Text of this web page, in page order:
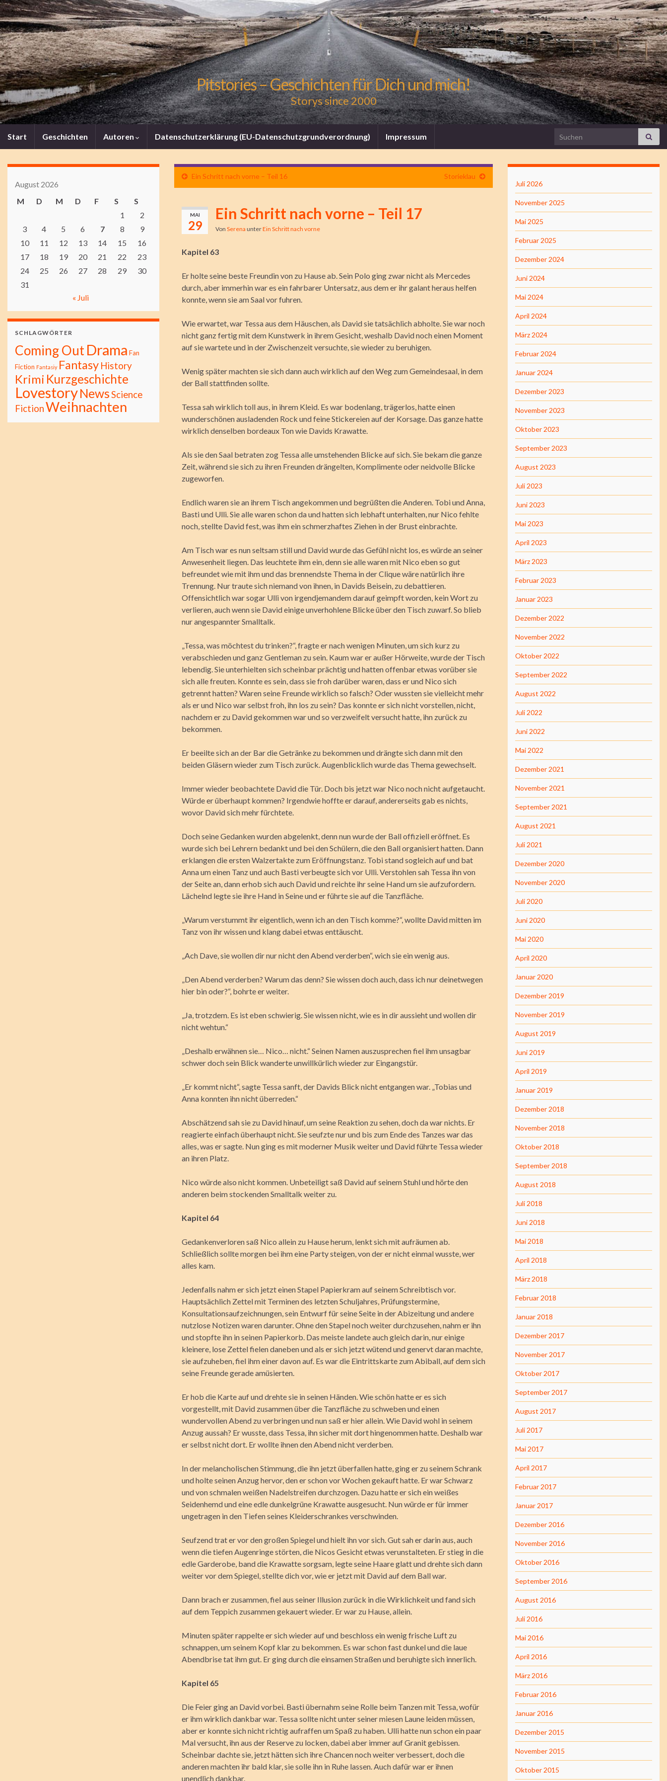
Pitstories – Geschichten für Dich und mich!
Storys since 2000
Start Geschichten Autoren Datenschutzerklärung (EU-Datenschutzgrundverordnung) Impressum Search for:
Ein Schritt nach vorne – Teil 16 Storieklau
MAI
29
Ein Schritt nach vorne – Teil 17
Von Serena unterEin Schritt nach vorne
Kapitel 63
Er holte seine beste Freundin von zu Hause ab. Sein Polo ging zwar nicht als Mercedes
durch, aber immerhin war es ein fahrbarer Untersatz, aus dem er ihr galant heraus helfen
konnte, wenn sie am Saal vor fuhren.
Wie erwartet, war Tessa aus dem Häuschen, als David sie tatsächlichabholte. Sie war noch
nicht ganz fertig mit dem Kunstwerk in ihrem Gesicht, weshalb David noch einen Moment
auf sie wartete und in der Zwischenzeit versuchte, sie wieder zu beruhigen.
Wenig später machten sie sich dann auch wirklich auf den Weg zum Gemeindesaal, in dem
der Ball stattfinden sollte.
Tessa sah wirklich toll aus, in ihrem Kleid. Es war bodenlang, trägerlos, hatte einen
wunderschönen ausladenden Rock und feine Stickereien auf der Korsage. Das ganze hatte
wirklich denselben bordeaux Ton wie Davids Krawatte.
Als sie den Saal betraten zog Tessa alle umstehenden Blicke auf sich. Sie bekam die ganze
Zeit, während sie sich zu ihren Freunden drängelten, Komplimente oder neidvolle Blicke
zugeworfen.
Endlich waren sie an ihrem Tisch angekommen und begrüßten die Anderen. Tobi und Anna,
Basti und Ulli. Sie alle waren schon da und hatten sich lebhaft unterhalten, nur Nico fehlte
noch, stellte David fest, was ihm ein schmerzhaftes Ziehen in der Brust einbrachte.
Am Tisch war es nun seltsam still und David wurde das Gefühl nicht los, es würde an seiner
Anwesenheit liegen. Das leuchtete ihm ein, denn sie alle waren mit Nico eben so gut
befreundet wie mit ihm und das brennendste Thema in der Clique wäre natürlich ihre
Trennung. Nur traute sich niemand von ihnen, in Davids Beisein, zu debattieren.
Offensichtlich war sogar Ulli von irgendjemandem darauf geimpft worden, kein Wort zu
verlieren, auch wenn sie David einige unverhohlene Blicke über den Tisch zuwarf. So blieb
nur angespannter Smalltalk.
„Tessa, was möchtest du trinken?“, fragte er nach wenigen Minuten, um sich kurz zu
verabschieden und ganz Gentleman zu sein. Kaum war er außer Hörweite, wurde der Tisch
lebendig. Sie unterhielten sich scheinbar prächtig und hatten offenbar etwas vorüber sie
sich alle freuten. Konnte es sein, dass sie froh darüber waren, dass er und Nico sich
getrennt hatten? Waren seine Freunde wirklich so falsch? Oder wussten sie vielleicht mehr
als er und Nico war selbst froh, ihn los zu sein? Das konnte er sich nicht vorstellen, nicht,
nachdem er zu David gekommen war und so verzweifelt versucht hatte, ihn zurück zu
bekommen.
Er beeilte sich an der Bar die Getränke zu bekommen und drängte sich dann mit den
beiden Gläsern wieder zum Tisch zurück. Augenblicklich wurde das Thema gewechselt.
Immer wieder beobachtete David die Tür. Doch bis jetzt war Nico noch nicht aufgetaucht.
Würde er überhaupt kommen? Irgendwie hoffte er darauf, andererseits gab es nichts,
wovor David sich mehr fürchtete.
Doch seine Gedanken wurden abgelenkt, denn nun wurde der Ball offiziell eröffnet. Es
wurde sich bei Lehrern bedankt und bei den Schülern, die den Ball organisiert hatten. Dann
erklangen die ersten Walzertakte zum Eröffnungstanz. Tobi stand sogleich auf und bat
Anna um einen Tanz und auch Basti verbeugte sich vor Ulli. Verstohlen sah Tessa ihn von
der Seite an, dann erhob sich auch David und reichte ihr seine Hand um sie aufzufordern.
Lächelnd legte sie ihre Hand in Seine und er führte sie auf die Tanzfläche.
„Warum verstummt ihr eigentlich, wenn ich an den Tisch komme?“, wollte David mitten im
Tanz von ihr wissen und klang dabei etwas enttäuscht.
„Ach Dave, sie wollen dir nur nicht den Abend verderben“, wich sie ein wenig aus.
„Den Abend verderben? Warum das denn? Sie wissen doch auch, dass ich nur deinetwegen
hier bin oder?“, bohrte er weiter.
„Ja, trotzdem. Es ist eben schwierig. Sie wissen nicht, wie es in dir aussieht und wollen dir
nicht wehtun.“
„Deshalb erwähnen sie… Nico… nicht.“ Seinen Namen auszusprechen fiel ihm unsagbar
schwer doch sein Blick wanderte unwillkürlich wieder zur Eingangstür.
„Er kommt nicht“, sagte Tessa sanft, der Davids Blick nicht entgangen war. „Tobias und
Anna konnten ihn nicht überreden.“
Abschätzend sah sie zu David hinauf, um seine Reaktion zu sehen, doch da war nichts. Er
reagierte einfach überhaupt nicht. Sie seufzte nur und bis zum Ende des Tanzes war das
alles, was er sagte. Nun ging es mit moderner Musik weiter und David führte Tessa wieder
an ihren Platz.
Nico würde also nicht kommen. Unbeteiligt saß David auf seinem Stuhl und hörte den
anderen beim stockenden Smalltalk weiter zu.
Kapitel 64
Gedankenverloren saß Nico allein zu Hause herum, lenkt sich mit aufräumen ab.
Schließlich sollte morgen bei ihm eine Party steigen, von der er nicht einmal wusste, wer
alles kam.
Jedenfalls nahm er sich jetzt einen Stapel Papierkram auf seinem Schreibtisch vor.
Hauptsächlich Zettel mit Terminen des letzten Schuljahres, Prüfungstermine,
Konsultationsaufzeichnungen, sein Entwurf für seine Seite in der Abizeitung und andere
nutzlose Notizen waren darunter. Ohne den Stapel noch weiter durchzusehen, nahm er ihn
und stopfte ihn in seinen Papierkorb. Das meiste landete auch gleich darin, nur einige
kleinere, lose Zettel fielen daneben und als er sich jetzt wütend und genervt daran machte,
sie aufzuheben, fiel ihm einer davon auf. Es war die Eintrittskarte zum Abiball, auf dem sich
seine Freunde gerade amüsierten.
Er hob die Karte auf und drehte sie in seinen Händen. Wie schön hatte er es sich
vorgestellt, mit David zusammen über die Tanzfläche zu schweben und einen
wundervollen Abend zu verbringen und nun saß er hier allein. Wie David wohl in seinem
Anzug aussah? Er wusste, dass Tessa, ihn sicher mit dort hingenommen hatte. Deshalb war
er selbst nicht dort. Er wollte ihnen den Abend nicht verderben.
In der melancholischen Stimmung, die ihn jetzt überfallen hatte, ging er zu seinem Schrank
und holte seinen Anzug hervor, den er schon vor Wochen gekauft hatte. Er war Schwarz
und von schmalen weißen Nadelstreifen durchzogen. Dazu hatte er sich ein weißes
Seidenhemd und eine edle dunkelgrüne Krawatte ausgesucht. Nun würde er für immer
ungetragen in den Tiefen seines Kleiderschrankes verschwinden.
Seufzend trat er vor den großen Spiegel und hielt ihn vor sich. Gut sah er darin aus, auch
wenn die tiefen Augenringe störten, die Nicos Gesicht etwas verunstalteten. Er stieg in die
edle Garderobe, band die Krawatte sorgsam, legte seine Haare glatt und drehte sich dann
weiter vor dem Spiegel, stellte dich vor, wie er jetzt mit David auf dem Ball war.
Dann brach er zusammen, fiel aus seiner Illusion zurück in die Wirklichkeit und fand sich
auf dem Teppich zusammen gekauert wieder. Er war zu Hause, allein.
Minuten später rappelte er sich wieder auf und beschloss ein wenig frische Luft zu
schnappen, um seinem Kopf klar zu bekommen. Es war schon fast dunkel und die laue
Abendbrise tat ihm gut. Er ging durch die einsamen Straßen und beruhigte sich innerlich.
Kapitel 65
Die Feier ging an David vorbei. Basti übernahm seine Rolle beim Tanzen mit Tessa, wofür
er ihm wirklich dankbar war. Tessa sollte nicht unter seiner miesen Laune leiden müssen,
aber er konnte sich nicht richtig aufraffen um Spaß zu haben. Ulli hatte nun schon ein paar
Mal versucht, ihn aus der Reserve zu locken, dabei aber immer auf Granit gebissen.
Scheinbar dachte sie, jetzt hätten sich ihre Chancen noch weiter verbessert, doch die
anderen machten ihr bald klar, sie solle ihn in Ruhe lassen. Auch dafür war er ihnen
unendlich dankbar.
August 2026
M
D M D F S
S
1
2
3
4 5 6 7 8
9
10
11 12 13 14 15
16
17
18 19 20 21 22
23
24
25 26 27 28 29
30
31
« Juli
SCHLAGWÖRTER
Coming OutDrama Fan
Fiction Fantasiy Fantasy History
Krimi Kurzgeschichte
LovestoryNewsScience
FictionWeihnachten
Juli 2026
November 2025
Mai 2025
Februar 2025
Dezember 2024
Juni 2024
Mai 2024
April 2024
März 2024
Februar 2024
Januar 2024
Dezember 2023
November 2023
Oktober 2023
September 2023
August 2023
Juli 2023
Juni 2023
Mai 2023
April 2023
März 2023
Februar 2023
Januar 2023
Dezember 2022
November 2022
Oktober 2022
September 2022
August 2022
Juli 2022
Juni 2022
Mai 2022
Dezember 2021
November 2021
September 2021
August 2021
Juli 2021
Dezember 2020
November 2020
Juli 2020
Juni 2020
Mai 2020
April 2020
Januar 2020
Dezember 2019
November 2019
August 2019
Juni 2019
April 2019
Januar 2019
Dezember 2018
November 2018
Oktober 2018
September 2018
August 2018
Juli 2018
Juni 2018
Mai 2018
April 2018
März 2018
Februar 2018
Januar 2018
Dezember 2017
November 2017
Oktober 2017
September 2017
August 2017
Juli 2017
Mai 2017
April 2017
Februar 2017
Januar 2017
Dezember 2016
November 2016
Oktober 2016
September 2016
August 2016
Juli 2016
Mai 2016
April 2016
März 2016
Februar 2016
Januar 2016
Dezember 2015
November 2015
Oktober 2015